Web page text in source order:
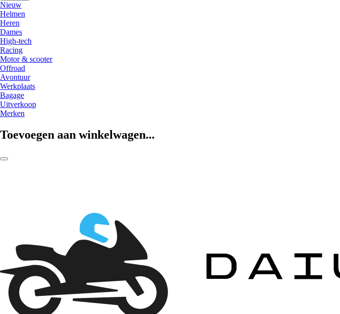
Nieuw
Helmen
Heren
Dames
High-tech
Racing
Motor & scooter
Offroad
Avontuur
Werkplaats
Bagage
Uitverkoop
Merken
Toevoegen aan winkelwagen...